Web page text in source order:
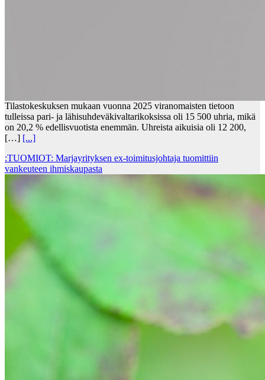
Tilastokeskuksen mukaan vuonna 2025 viranomaisten tietoon
tulleissa pari- ja lähisuhdeväkivaltarikoksissa oli 15 500 uhria, mikä
on 20,2 % edellisvuotista enemmän. Uhreista aikuisia oli 12 200,
[…] [...]
:TUOMIOT: Marjayrityksen ex-toimitusjohtaja tuomittiin
vankeuteen ihmiskaupasta